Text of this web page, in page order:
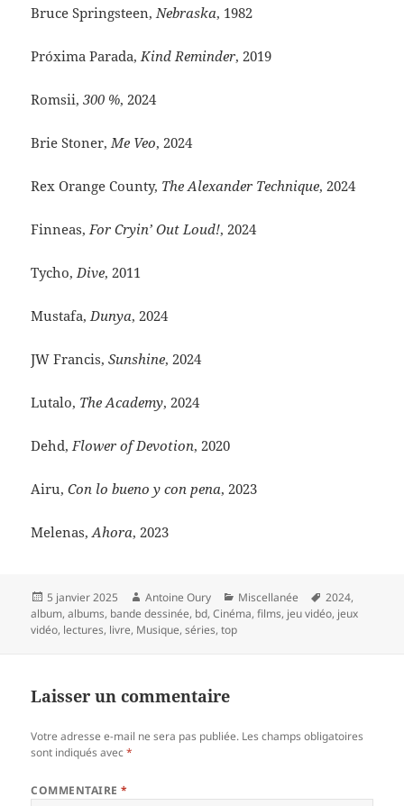
Bruce Springsteen,Nebraska, 1982
Próxima Parada,Kind Reminder, 2019
Romsii,300 %, 2024
Brie Stoner,Me Veo, 2024
Rex Orange County, The Alexander Technique, 2024
Finneas,For Cryin’ Out Loud!, 2024
Tycho,Dive, 2011
Mustafa,Dunya, 2024
JW Francis,Sunshine, 2024
Lutalo, The Academy, 2024
Dehd,Flower of Devotion, 2020
Airu,Con lo bueno y con pena, 2023
Melenas,Ahora, 2023
Publié
le
5 janvier 2025 Auteur
Antoine Oury Catégories
Miscellanée
Mots-
clés
2024,
album,albums, bande dessinée, bd,Cinéma,films, jeu vidéo, jeux
vidéo, lectures, livre, Musique,séries,top
Laisser un commentaire
Votre adresse e-mail ne sera pas publiée. Les champs obligatoires
sont indiqués avec*
COMMENTAIRE*